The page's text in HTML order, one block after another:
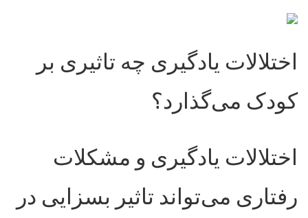
اختلالات یادگیری چه تاثیری بر
کودک می‌گذارد؟
اختلالات یادگیری و مشکلات
رفتاری می‌تواند تاثیر بسزایی در